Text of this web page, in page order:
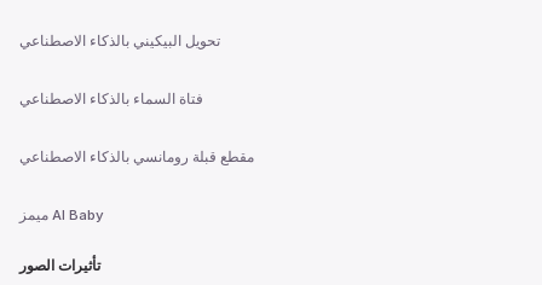
تحويل البيكيني بالذكاء الاصطناعي
فتاة السماء بالذكاء الاصطناعي
مقطع قبلة رومانسي بالذكاء الاصطناعي
ميمز AI Baby
تأثيرات الصور